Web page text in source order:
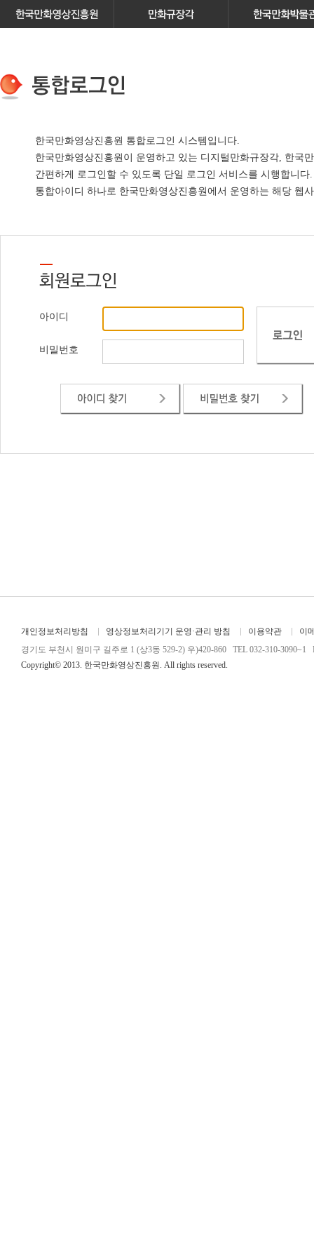
한국만화영상진흥원 통합로그인 시스템입니다.
한국만화영상진흥원이 운영하고 있는 디지털만화규장각, 한국
간편하게 로그인할 수 있도록 단일 로그인 서비스를 시행합니다.
통합아이디 하나로 한국만화영상진흥원에서 운영하는 해당 웹
아이디
비밀번호
개인정보처리방침 영상정보처리기기 운영·관리 방침 이용약관
이
경기도 부천시 원미구 길주로 1 (상3동 529-2) 우)420-860 TEL 032-310-3090~1
Copyright© 2013. 한국만화영상진흥원. All rights reserved.